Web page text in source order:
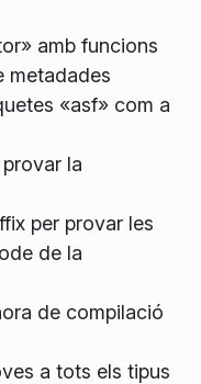
amb funcions
metadades
«asf» com a
la
per provar les
de la
de compilació
a tots els tipus